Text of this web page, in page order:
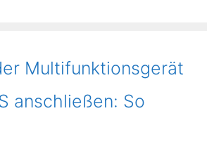
Multifunktionsgerät
anschließen: So